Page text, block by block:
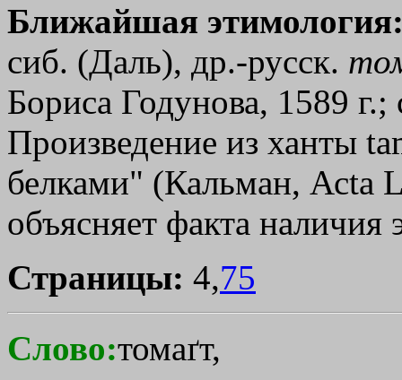
Ближайшая
сиб. (Даль), др.-русск.
Бориса Годунова, 1589
Произведение из ханты
белками" (Кальман, Асtа
объясняет факта наличия
Страницы: 4,75
Слово:томаґт,